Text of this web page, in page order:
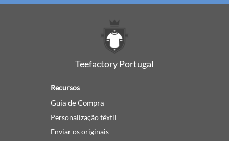
Teefactory Portugal
Recursos
Guia de Compra
Personalização têxtil
Enviar os originais